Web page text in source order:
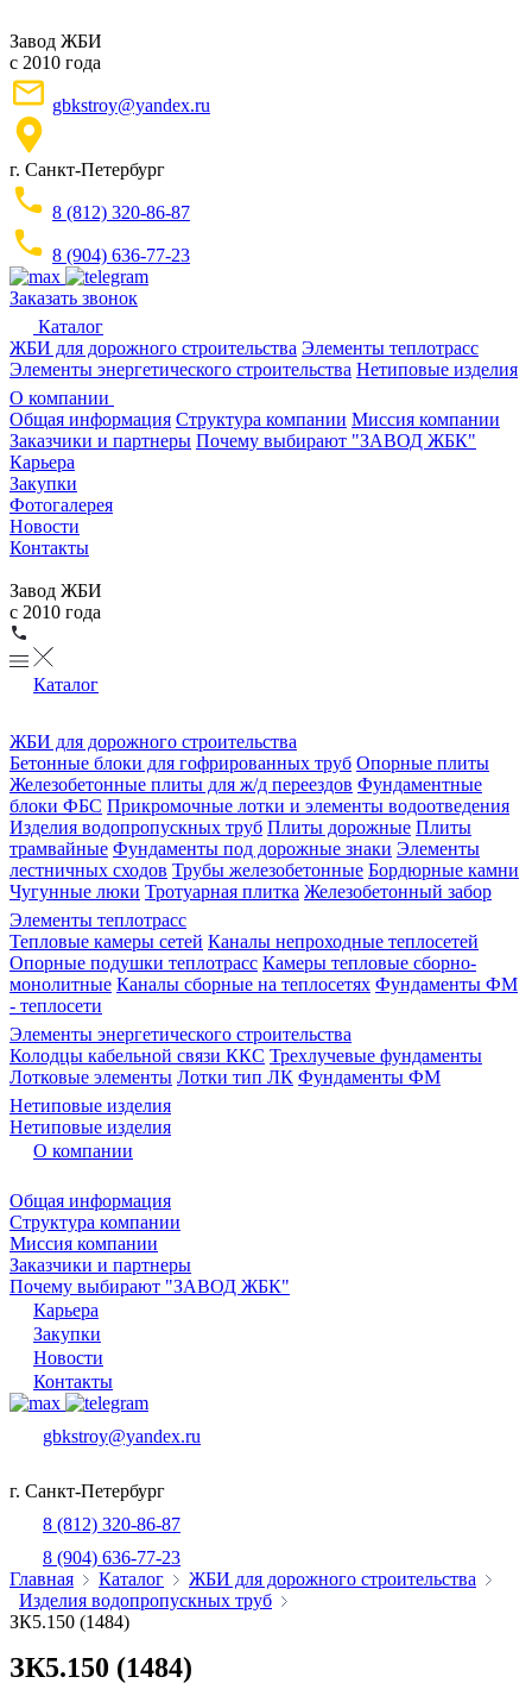
Завод ЖБИ
с 2010 года
gbkstroy@yandex.ru
г. Санкт-Петербург
8 (812) 320-86-87
8 (904) 636-77-23
Заказать звонок
Каталог
ЖБИ для дорожного строительства Элементы теплотрасс
Элементы энергетического строительства Нетиповые изделия
О компании
Общая информация Структура компании Миссия компании
Заказчики и партнеры Почему выбирают "ЗАВОД ЖБК"
Карьера
Закупки
Фотогалерея
Новости
Контакты
Завод ЖБИ
с 2010 года
Каталог
ЖБИ для дорожного строительства
Бетонные блоки для гофрированных труб Опорные плиты
Железобетонные плиты для ж/д переездов Фундаментные
блоки ФБС Прикромочные лотки и элементы водоотведения
Изделия водопропускных труб Плиты дорожные Плиты
трамвайные Фундаменты под дорожные знаки Элементы
лестничных сходов Трубы железобетонные Бордюрные камни
Чугунные люки Тротуарная плитка Железобетонный забор
Элементы теплотрасс
Тепловые камеры сетей Каналы непроходные теплосетей
Опорные подушки теплотрасс Камеры тепловые сборно-
монолитные Каналы сборные на теплосетях Фундаменты ФМ
- теплосети
Элементы энергетического строительства
Колодцы кабельной связи ККС Трехлучевые фундаменты
Лотковые элементы Лотки тип ЛК Фундаменты ФМ
Нетиповые изделия
Нетиповые изделия
О компании
Общая информация
Структура компании
Миссия компании
Заказчики и партнеры
Почему выбирают "ЗАВОД ЖБК"
Карьера
Закупки
Новости
Контакты
gbkstroy@yandex.ru
г. Санкт-Петербург
8 (812) 320-86-87
8 (904) 636-77-23
Главная
Каталог
ЖБИ для дорожного строительства
Изделия водопропускных труб
ЗК5.150 (1484)
ЗК5.150 (1484)